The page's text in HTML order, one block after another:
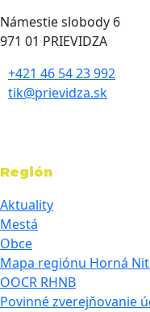
Námestie slobody 6
971 01 PRIEVIDZA
+421 46 54 23 992
tik@prievidza.sk
Región
Aktuality
Mestá
Obce
Mapa regiónu Horná
OOCR RHNB
Povinné zverejňovanie